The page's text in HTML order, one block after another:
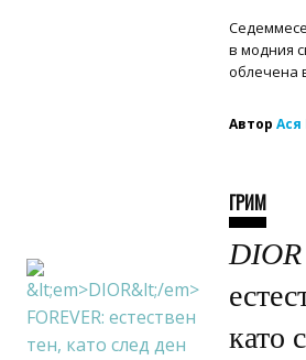
в модния
облечена
Автор Ася
ГРИМ
DIOR
като